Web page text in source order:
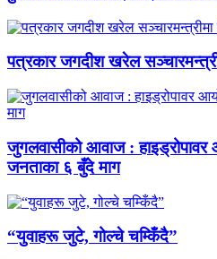
पत्रकार जगदीश खरेल
जुगलवासीको आवाज : हाइड्रोपावर
जनताका ६ बुँदे माग
“युवाहरू जुटे, गोल्चे चम्किँदै”